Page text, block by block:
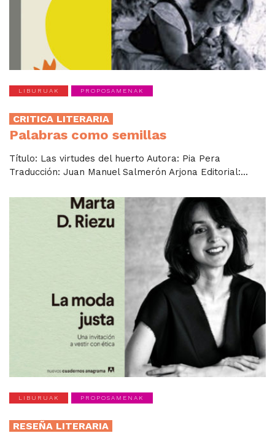
LIBURUAK PROPOSAMENAK
CRITICA LITERARIA
Palabras como semillas
Título: Las virtudes del huerto Autora: Pia Pera
Traducción: Juan Manuel Salmerón Arjona Editorial:...
LIBURUAK PROPOSAMENAK
RESEÑA LITERARIA